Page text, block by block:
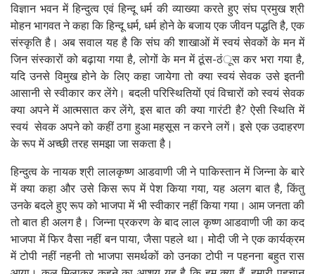
विज्ञान भवन में हिन्दुत्व एवं हिन्दू धर्म की व्याख्या करते हुए संघ प्रमुख श्री
मोहन भागवत ने कहा कि हिन्दू धर्म, धर्म होने के बजाय एक जीवन पद्धति है, एक
संस्कृति है। अब सवाल यह है कि संघ की शाखाओं में स्वयं सेवकों के मन में
जिन संस्कारों को बढ़ाया गया है, लोगों के मन में ठूंस-ठंूस कर भरा गया है,
यदि उनसे विमुख होने के लिए कहा जायेगा तो क्या स्वयं सेवक उसे इतनी
आसानी से स्वीकार कर लेंगे। बदली परिस्थितियों एवं विचारों को स्वयं सेवक
क्या अपने में आत्मसात कर लेंगे, इस बात की क्या गारंटी है? ऐसी स्थिति में
स्वयं सेवक अपने को कहीं ठगा हुआ महसूस न करने लगें। इसे एक उदाहरण
के रूप में अच्छी तरह समझा जा सकता है।
हिन्दुत्व के नायक श्री लालकृष्ण आडवाणी जी ने पाकिस्तान में जिन्ना के बारे
में क्या कहा और उसे किस रूप में पेश किया गया, यह अलग बात है, किंतु
उनके बदले हुए रूप को भाजपा में भी स्वीकार नहीं किया गया। आम जनता की
तो बात ही अलग है। जिन्ना प्रकरण के बाद लाल कृष्ण आडवाणी जी का कद
भाजपा में फिर वैसा नहीं बन पाया, जैसा पहले था। मोदी जी ने एक कार्यक्रम
में टोपी नहीं नहनी तो भाजपा समर्थकों को उनका टोपी न पहनना बहुत रास